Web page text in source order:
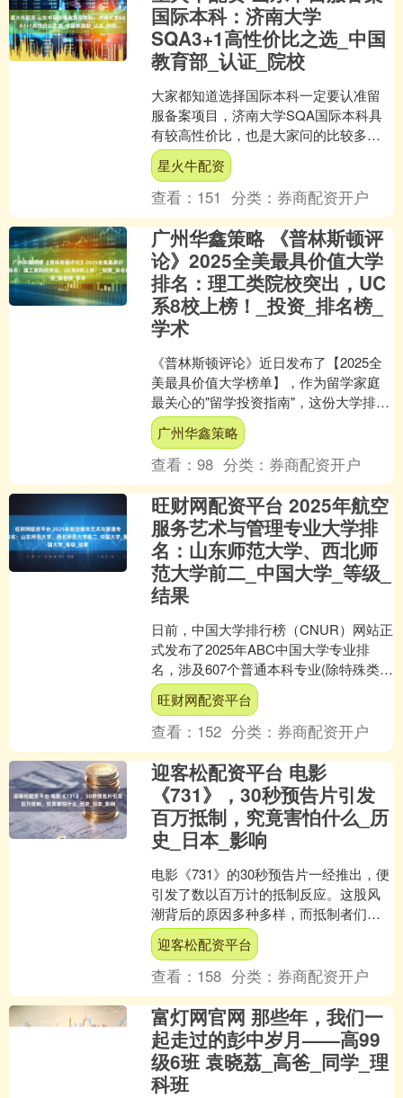
国际本科：济南大学
SQA3+1高性价比之选_中国
教育部_认证_院校
大家都知道选择国际本科一定要认准留
服备案项目，济南大学SQA国际本科具
有较高性价比，也是大家问的比较多的
项目，体现在以下方面： 学制模式性价
比高：采用“SQA ....
星火牛配资
查看： 151 分类： 券商配资开户
广州华鑫策略 《普林斯顿评
论》2025全美最具价值大学
排名：理工类院校突出，UC
系8校上榜！_投资_排名榜_
学术
《普林斯顿评论》近日发布了【2025全
美最具价值大学榜单】，作为留学家庭
最关心的"留学投资指南"，这份大学排名
榜单不仅看名气还看"钱"景，从投资回报
率（ROI）....
广州华鑫策略
查看：98 分类： 券商配资开户
旺财网配资平台 2025年航空
服务艺术与管理专业大学排
名：山东师范大学、西北师
范大学前二_中国大学_等级_
结果
日前，中国大学排行榜（CNUR）网站正
式发布了2025年ABC中国大学专业排
名，涉及607个普通本科专业(除特殊类
别、开设院校少于4个的专业外均覆盖)，
评级结果....
旺财网配资平台
查看： 152 分类： 券商配资开户
迎客松配资平台 电影
《731》，30秒预告片引发
百万抵制，究竟害怕什么_历
史_日本_影响
电影《731》的30秒预告片一经推出，便
引发了数以百万计的抵制反应。这股风
潮背后的原因多种多样，而抵制者们心
中所惧怕的各不相同，具体分析如下：
首先，部分家长以....
迎客松配资平台
查看： 158 分类： 券商配资开户
富灯网官网 那些年，我们一
起走过的彭中岁月——高99
级6班 袁晓荔_高爸_同学_理
科班